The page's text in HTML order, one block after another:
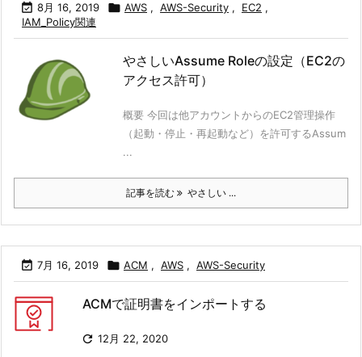
 8月 16, 2019  AWS , AWS-Security , EC2 ,
IAM_Policy関連
やさしいAssume Roleの設定（EC2の
アクセス許可）
概要 今回は他アカウントからのEC2管理操作
（起動・停止・再起動など）を許可するAssum
...
記事を読む やさしい ...
 7月 16, 2019  ACM , AWS , AWS-Security
ACMで証明書をインポートする
 12月 22, 2020